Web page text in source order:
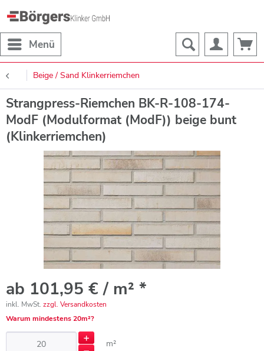
Menü
Beige / Sand Klinkerriemchen
Strangpress-Riemchen BK-R-108-174-
ModF (Modulformat (ModF)) beige bunt
(Klinkerriemchen)
ab 101,95 € / m² *
inkl. MwSt. zzgl. Versandkosten
Warum mindestens 20m²?
m²